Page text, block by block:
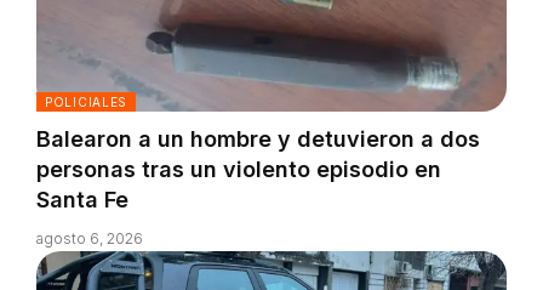
POLICIALES
Balearon a un hombre y detuvieron a dos
personas tras un violento episodio en
Santa Fe
agosto 6, 2026